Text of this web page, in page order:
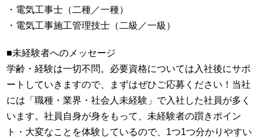
・電気工事士（二種／一種）
・電気工事施工管理技士（二級／一級）
■未経験者へのメッセージ
学齢・経験は一切不問。必要資格については入社後にサポ
ートしていきますので、まずはぜひご応募ください！当社
には「職種・業界・社会人未経験」で入社した社員が多く
います。社員自身が身をもって、未経験者の躓きポイン
ト・大変なことを体験しているので、 1つ1つ分かりやすい